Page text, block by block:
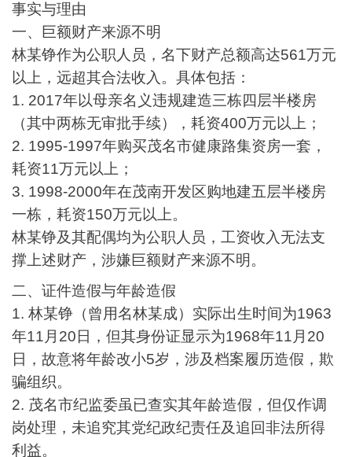
事实与理由
一、巨额财产来源不明
林某铮作为公职人员，名下财产总额高达561万元
以上，远超其合法收入。具体包括：
1. 2017年以母亲名义违规建造三栋四层半楼房
（其中两栋无审批手续），耗资400万元以上；
2. 1995-1997年购买茂名市健康路集资房一套，
耗资11万元以上；
3. 1998-2000年在茂南开发区购地建五层半楼房
一栋，耗资150万元以上。
林某铮及其配偶均为公职人员，工资收入无法支
撑上述财产，涉嫌巨额财产来源不明。
二、证件造假与年龄造假
1.林某铮（曾用名林某成）实际出生时间为1963
年11月 20 日，但其身份证显示为1968年11月 20
日，故意将年龄改小5岁，涉及档案履历造假，欺
骗组织。
2. 茂名市纪监委虽已查实其年龄造假，但仅作调
岗处理，未追究其党纪政纪责任及追回非法所得
利益。